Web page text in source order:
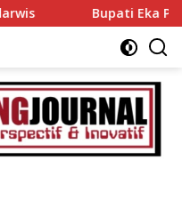
Bupati Eka Putra Hadiri